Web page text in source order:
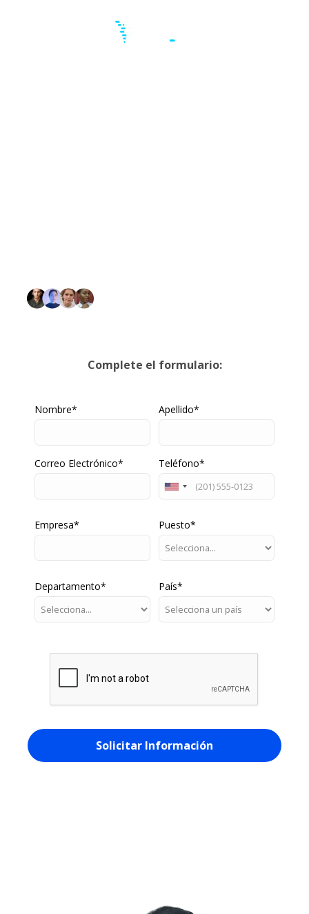
Complete el formulario:
Nombre* Apellido*
Correo Electrónico* Teléfono*
Empresa* Puesto*
Departamento* País*